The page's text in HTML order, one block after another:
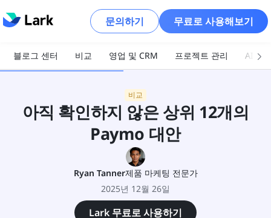
문의하기 무료로 사용해보기
블로그 센터 비교 영업 및 CRM 프로젝트 관리 AI 및
비교
아직 확인하지 않은 상위 12개의
Paymo 대안
Ryan Tanner제품 마케팅 전문가
2025년 12월 26일
Lark 무료로 사용하기